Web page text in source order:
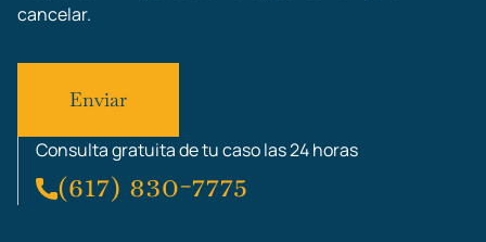
cancelar.
Consulta gratuita de tu caso las 24 horas
(617) 830-7775